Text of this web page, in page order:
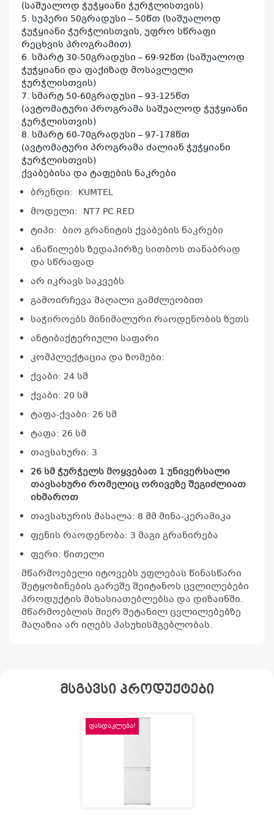
(საშუალოდ ჭუჭყიანი ჭურჭლისთვის)
5. სუპერი 50გრადუსი – 50წთ (საშუალოდ
ჭუჭყიანი ჭურჭლისთვის, უფრო სწრაფი
რეცხვის პროგრამით)
6. სმარტ 30-50გრადუსი – 69-92წთ (საშუალოდ
ჭუჭყიანი და ფაქიზად მოსავლელი
ჭურჭლისთვის)
7. სმარტ 50-60გრადუსი – 93-125წთ
(ავტომატური პროგრამა საშუალოდ ჭუჭყიანი
ჭურჭლისთვის)
8. სმარტ 60-70გრადუსი – 97-178წთ
(ავტომატური პროგრამა ძალიან ჭუჭყიანი
ჭურჭლისთვის)
ქვაბებისა და ტაფების ნაკრები
ბრენდი: KUMTEL
მოდელი: NT7 PC RED
ტიპი: ბიო გრანიტის ქვაბების ნაკრები
ანაწილებს ზედაპირზე სითბოს თანაბრად
და სწრაფად
არ იკრავს საკვებს
გამოირჩევა მაღალი გამძლეობით
საჭიროებს მინიმალური რაოდენობის ზეთს
ანტიბაქტერიული საფარი
კომპლექტაცია და ზომები:
ქვაბი: 24 სმ
ქვაბი: 20 სმ
ტაფა-ქვაბი: 26 სმ
ტაფა: 26 სმ
თავსახური: 3
26 სმ ჭურჭელს მოყვებათ 1 უნივერსალი
თავსახური რომელიც ორივეზე შეგიძლიათ
იხმაროთ
თავსახურის მასალა: 8 მმ მინა-კერამიკა
ფენის რაოდენობა: 3 მაგი გრანირება
ფერი: წითელი
მწარმოებელი იტოვებს უფლებას წინასწარი
შეტყობინების გარეშე შეიტანოს ცვლილებები
პროდუქტის მახასიათებლებსა და დიზაინში.
მწარმოებლის მიერ შეტანილ ცვლილებებზე
მაღაზია არ იღებს პასუხისმგებლობას.
მსგავსი პროდუქტები
ფასდაკლება!